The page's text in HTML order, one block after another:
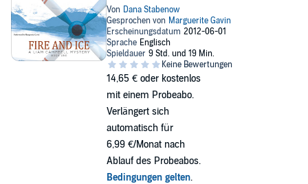
14,65 € oder kostenlos
mit einem Probeabo.
Verlängert sich
automatisch für
6,99 €/Monat nach
Ablauf des Probeabos.
Bedingungen gelten.